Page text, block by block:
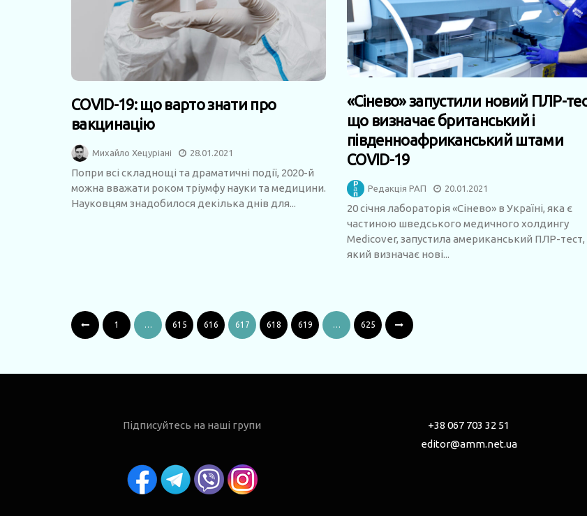
COVID-19: що варто знати про
вакцинацію
Михайло Хецуріані 28.01.2021
Попри всі складнощі та драматичні події, 2020-й
можна вважати роком тріумфу науки та медицини.
Науковцям знадобилося декілька днів для...
«Сінево» запустили новий ПЛР-
що визначає британський і
південноафриканський штами
COVID-19
Редакція РАП 20.01.2021
20 січня лабораторія «Сінево» в Україні, яка є
частиною шведського медичного холдингу
Medicover, запустила американський ПЛР-тест,
який визначає нові...
1 615 616 617 618 619 625
Підписуйтесь на наші групи
+38 067 703 32 51
editor@amm.net.ua